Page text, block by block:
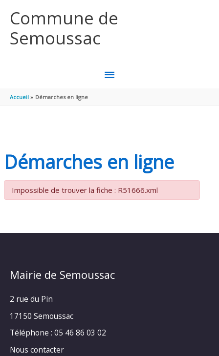
Commune de
Semoussac
MENU
Accueil Démarches en ligne
Démarches en ligne
Impossible de trouver la fiche : R51666.xml
Mairie de Semoussac
2 rue du Pin
17150 Semoussac
Téléphone : 05 46 86 03 02
Nous contacter